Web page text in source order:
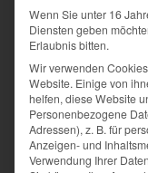
Frankreich gab
Jagdtages.
und sehr
definiert, welcher
schießen durfte
erfolgen hatte.
Wenn Sie unter 16
Diensten geben
Erlaubnis bitten.
Wir verwenden
Website. Einige von
helfen, diese Website
Personenbezogene
Adressen), z. B. für
Anzeigen- und
Verwendung Ihrer